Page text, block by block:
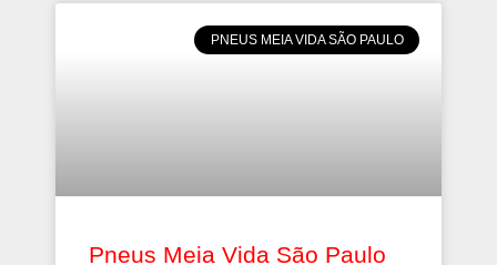
PNEUS MEIA VIDA SÃO PAULO
Pneus Meia Vida São Paulo